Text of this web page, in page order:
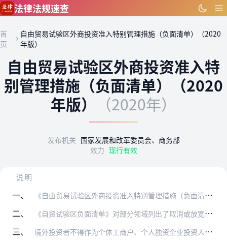
跳到主要内容
法律法规速查
首
页
自由贸易试验区外商投资准入特别管理措施（负面清单）（2020
年版）
自由贸易试验区外商投资准入特
别管理措施（负面清单）（2020
年版）
（2020年）
发布机关 国家发展和改革委员会、商务部
效力 现行有效
说 明
一、 《自由贸易试验区外商投资准入特别管理措施（负面清单）》（以下简称《自贸试验区负面清单》）统一列出股权要求、高管要求等外商投资准入方面的特别管理措施，适用于自由贸…
二、 《自贸试验区负面清单》对部分领域列出了取消或放宽准入限制的过渡期，过渡期满后将按时取消或放宽其准入限制。
三、 境外投资者不得作为个体工商户、个人独资企业投资人、农民专业合作社成员，从事投资经营活动。